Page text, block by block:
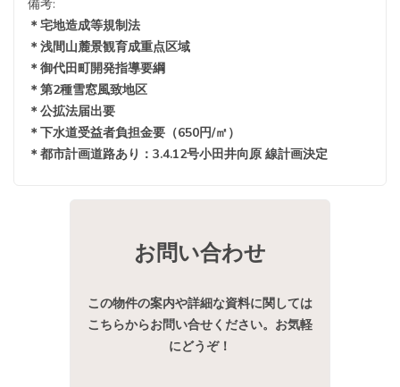
備考:
＊宅地造成等規制法
＊浅間山麓景観育成重点区域
＊御代田町開発指導要綱
＊第2種雪窓風致地区
＊公拡法届出要
＊下水道受益者負担金要（650円/㎡）
＊都市計画道路あり：3.4.12号小田井向原 線計画決定
お問い合わせ
この物件の案内や詳細な資料に関しては
こちらからお問い合せください。お気軽
にどうぞ！